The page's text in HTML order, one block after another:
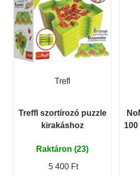
Trefl
Treffl szortírozó puzzle
kirakáshoz
Raktáron (23)
5 400 Ft